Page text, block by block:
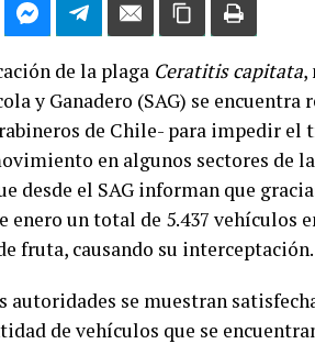
de la plaga Ceratitis capitata,
y Ganadero (SAG) se encuentra
de Chile- para impedir el
en algunos sectores de
desde el SAG informan que
un total de 5.437 vehículos
fruta, causando su interceptación.
autoridades se muestran
de vehículos que se